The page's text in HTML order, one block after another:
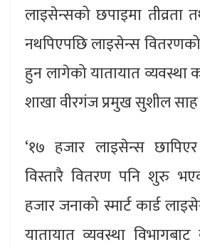
लाइसेन्सको छपाइमा तीव्रता
नथपिएपछि लाइसेन्स
हुन लागेको यातायात व्यवस्था
शाखा वीरगंज प्रमुख सुशील
‘१७ हजार लाइसेन्स
विस्तारै वितरण पनि शुरु
हजार जनाको स्मार्ट कार्ड
यातायात व्यवस्था